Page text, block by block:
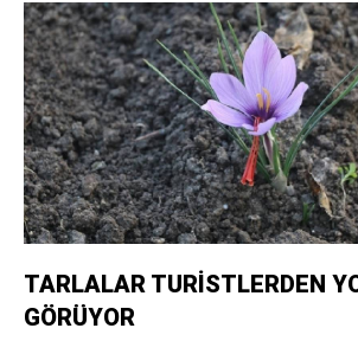
TARLALAR TURİSTLERDEN
GÖRÜYOR